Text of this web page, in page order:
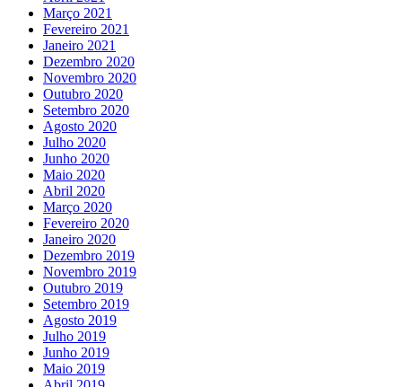
Março 2021
Fevereiro 2021
Janeiro 2021
Dezembro 2020
Novembro 2020
Outubro 2020
Setembro 2020
Agosto 2020
Julho 2020
Junho 2020
Maio 2020
Abril 2020
Março 2020
Fevereiro 2020
Janeiro 2020
Dezembro 2019
Novembro 2019
Outubro 2019
Setembro 2019
Agosto 2019
Julho 2019
Junho 2019
Maio 2019